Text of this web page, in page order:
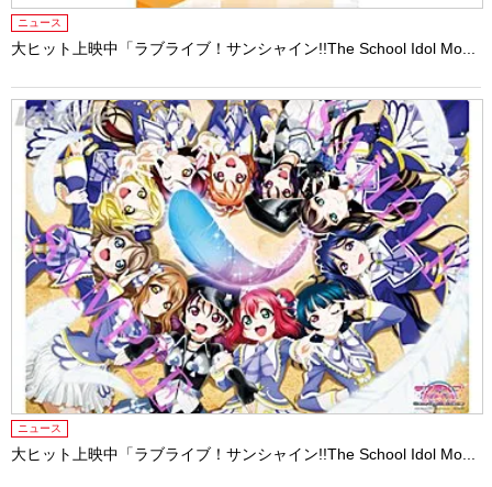
ニュース
大ヒット上映中「ラブライブ！サンシャイン!!The School Idol Mo...
ニュース
大ヒット上映中「ラブライブ！サンシャイン!!The School Idol Mo...